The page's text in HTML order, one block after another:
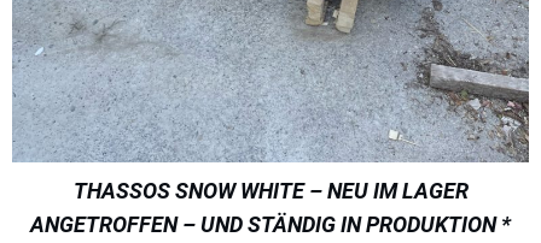
THASSOS SNOW WHITE – NEU IM LAGER
ANGETROFFEN – UND STÄNDIG IN PRODUKTION *